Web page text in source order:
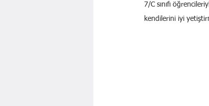
7/C sınıfı
kendilerini iyi